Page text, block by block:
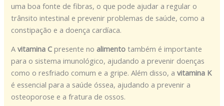
uma boa fonte de fibras, o que pode ajudar a regular o
trânsito intestinal e prevenir problemas de saúde, como a
constipação e a doença cardíaca.
Avitamina C presente no alimento também é importante
para o sistema imunológico, ajudando a prevenir doenças
como o resfriado comum e a gripe. Além disso, avitamina K
é essencial para a saúde óssea, ajudando a prevenir a
osteoporose e a fratura de ossos.